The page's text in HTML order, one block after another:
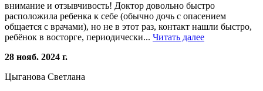
внимание и отзывчивость! Доктор довольно быстро
расположила ребенка к себе (обычно дочь с опасением
общается с врачами), но не в этот раз, контакт нашли быстро,
ребёнок в восторге, периодически... Читать далее
28 нояб. 2024 г.
Цыганова Светлана